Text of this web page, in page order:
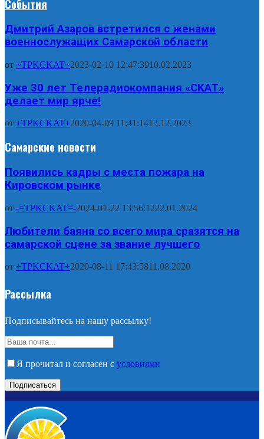
События
Дмитрий Азаров встретился с женами
военнослужащих Самарской области
от ~TPKCKAT~2023-02-10 12:47:3910.02.2023
Уже 30 лет Телерадиокомпания «СКАТ»
делает мир ярче!
от +TPKCKAT+2020-04-09 11:41:1413.12.2023
Самарские новости
Появились кадры с места пожара на
Кировском рынке
от -=TPKCKAT=-2024-01-22 13:56:1222.01.2024
Любители баяна со всего мира сразятся на
самарской сцене за звание лучшего
от +TPKCKAT+2020-08-11 17:43:5811.08.2020
Рассылка
Подписывайтесь на нашу рассылку!
Я прочитал и согласен с условиями